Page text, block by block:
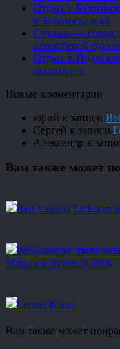
Отдых у
в Зеленоградске
Суздаль — город
атмосферой
Отдых в
выдохнуть
Новые комментарии
юрий к записи
Сергей к записи
Александр к
Вам также может
Веб-камера
Веб-камера:
Мира по футболу 2006
Lennet Kann
Вам также может